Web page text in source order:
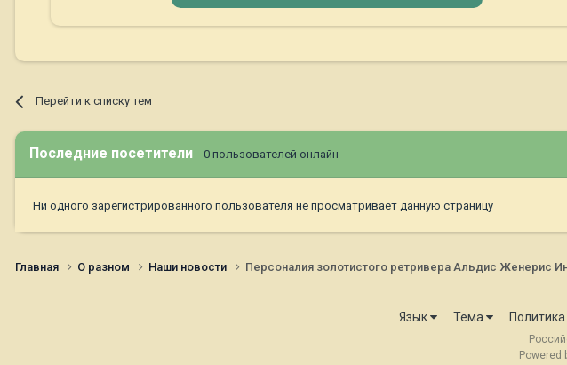
Перейти к списку тем
Последние посетители 0 пользователей онлайн
Ни одного зарегистрированного пользователя не просматривает данную страницу
Главная О разном Наши новости Персоналия золотистого ретривера Альдис Женерис
Язык Тема
Powered